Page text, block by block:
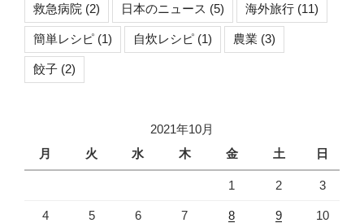
救急病院 (2) 日本のニュース (5) 海外旅行 (11)
簡単レシピ (1) 自炊レシピ (1) 農業 (3)
餃子 (2)
2021年10月
月
火 水 木 金 土 日
1 2 3
4 5 6 7 8 9 10